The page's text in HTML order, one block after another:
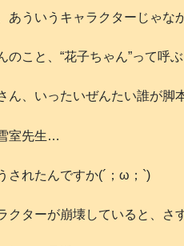
あういうキャラクターじゃな
のこと、“花子ちゃん”って呼
ん、いったいぜんたい誰が
室先生…
されたんですか(´；ω；`)
クターが崩壊していると、さ